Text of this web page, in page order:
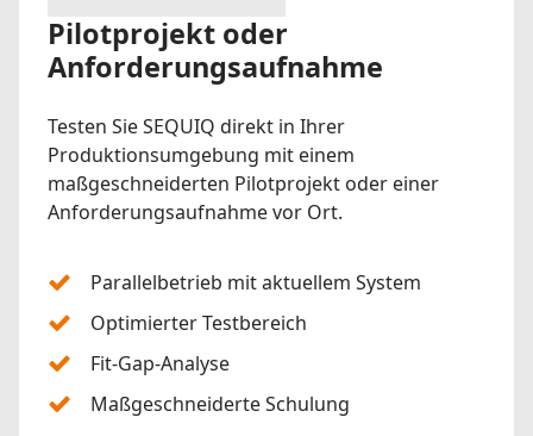
Pilotprojekt oder
Anforderungsaufnahme
Testen Sie SEQUIQ direkt in Ihrer
Produktionsumgebung mit einem
maßgeschneiderten Pilotprojekt oder einer
Anforderungsaufnahme vor Ort.
Parallelbetrieb mit aktuellem System
Optimierter Testbereich
Fit-Gap-Analyse
Maßgeschneiderte Schulung